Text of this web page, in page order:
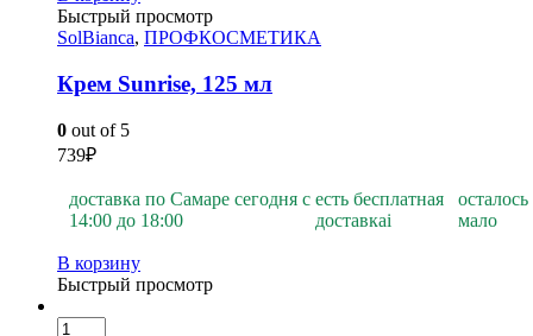
Быстрый просмотр
SolBianca, ПРОФКОСМЕТИКА
Крем Sunrise, 125 мл
0 out of 5
739₽
доставка по Самаре сегодня с
14:00 до 18:00
есть бесплатная
доставкаi
осталось
мало
В корзину
Быстрый просмотр